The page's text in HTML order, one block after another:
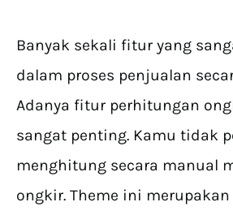
Banyak sekali fitur yang
dalam proses penjualan
Adanya fitur perhitungan
sangat penting. Kamu tidak
menghitung secara manual
ongkir. Theme ini